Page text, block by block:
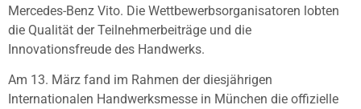
Mercedes-Benz Vito. Die Wettbewerbsorganisatoren lobten
die Qualität der Teilnehmerbeiträge und die
Innovationsfreude des Handwerks.
Am 13. März fand im Rahmen der diesjährigen
Internationalen Handwerksmesse in München die offizielle